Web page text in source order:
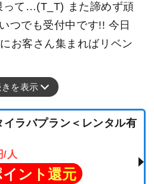
って…(T_T) また諦めず頑
つでも受付中です!! 今日
お客さん集まればリベン
を表示
イラバプラン＜レンタル有
/人
ント還元